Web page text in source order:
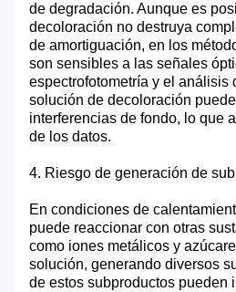
de degradación. Aunque es
decoloración no destruya
de amortiguación, en los
son sensibles a las señales
espectrofotometría y el análisis
solución de decoloración
interferencias de fondo, lo que
de los datos.
4. Riesgo de generación de
En condiciones de
puede reaccionar con otras
como iones metálicos y
solución, generando diversos
de estos subproductos pueden